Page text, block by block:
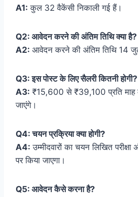
A1: कुल 32 वैकेंसी निकाली गई हैं।
Q2: आवेदन करने की अंतिम तिथि क्या है?
A2: आवेदन करने की अंतिम तिथि 14
Q3: इस पोस्ट के लिए सैलरी कितनी होगी?
A3: ₹15,600 से ₹39,100 प्रति माह
जाएंगे।
Q4: चयन प्रक्रिया क्या होगी?
A4: उम्मीदवारों का चयन लिखित
पर किया जाएगा।
Q5: आवेदन कैसे करना है?